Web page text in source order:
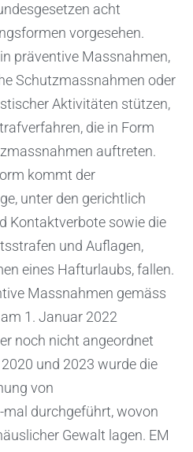
acht
vorgesehen.
präventive Massnahmen,
Schutzmassnahmen oder
Aktivitäten stützen,
die in Form
auftreten.
kommt der
unter den gerichtlich
Kontaktverbote sowie die
und Auflagen,
eines Hafturlaubs, fallen.
Massnahmen gemäss
1. Januar 2022
noch nicht angeordnet
und 2023 wurde die
von
durchgeführt, wovon
Gewalt lagen. EM